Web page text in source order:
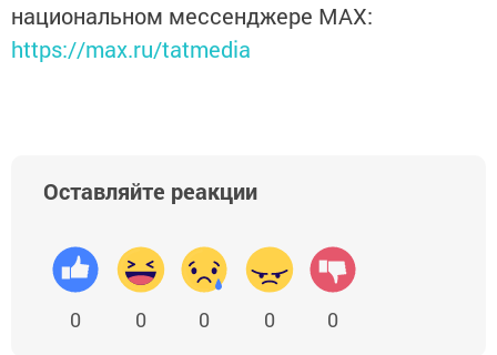
национальном мессенджере MАХ:
https://max.ru/tatmedia
Оставляйте реакции
0 0 0 0 0